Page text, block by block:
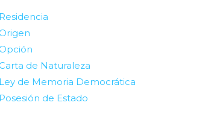
de Naturaleza
de Memoria Democrática
de Estado